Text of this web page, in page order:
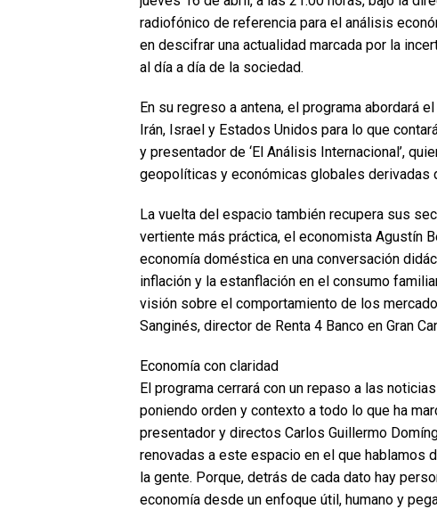
radiofónico de referencia para el análisis
en descifrar una actualidad marcada por la
al día a día de la sociedad.
En su regreso a antena, el programa abordará
Irán, Israel y Estados Unidos para lo que
y presentador de ‘El Análisis Internacional’,
geopolíticas y económicas globales derivadas
​​La vuelta del espacio también recupera sus
vertiente más práctica, el economista Agustín
economía doméstica en una conversación
inflación y la estanflación en el consumo
visión sobre el comportamiento de los
Sanginés, director de Renta 4 Banco en Gran
Economía con claridad
El programa cerrará con un repaso a las
poniendo orden y contexto a todo lo que ha
presentador y directos Carlos Guillermo
renovadas a este espacio en el que hablamos
la gente. Porque, detrás de cada dato hay
economía desde un enfoque útil, humano y